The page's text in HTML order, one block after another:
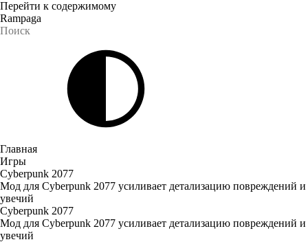
Перейти к содержимому
Rampaga
Главная
Игры
Cyberpunk 2077
Мод для Cyberpunk 2077 усиливает детализацию повреждений и
увечий
Cyberpunk 2077
Мод для Cyberpunk 2077 усиливает детализацию повреждений и
увечий